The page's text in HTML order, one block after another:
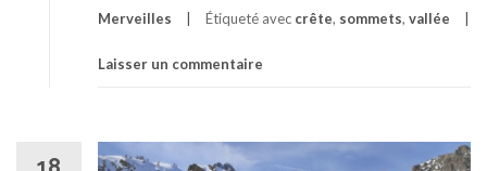
Merveilles Étiqueté avec crête, sommets, vallée
Laisser un commentaire